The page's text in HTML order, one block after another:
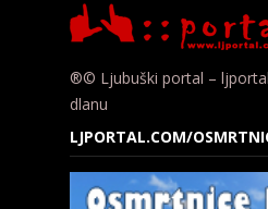
®© Ljubuški portal –
dlanu
LJPORTAL.COM/